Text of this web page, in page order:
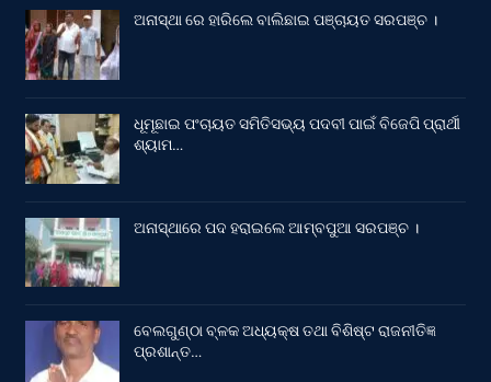
ଅନାସ୍ଥା ରେ ହାରିଲେ ବାଲିଛାଇ ପଞ୍ଚାୟତ ସରପଞ୍ଚ ।
ଧୂମୂଛାଇ ପଂଚାୟତ ସମିତିସଭ୍ୟ ପଦବୀ ପାଇଁ ବିଜେପି ପ୍ରାର୍ଥୀ
ଶ୍ୟାମ…
ଅନାସ୍ଥାରେ ପଦ ହରାଇଲେ ଆମ୍ବପୁଆ ସରପଞ୍ଚ ।
ବେଲଗୁଣ୍ଠା ବ୍ଳକ ଅଧ୍ୟକ୍ଷ ତଥା ବିଶିଷ୍ଟ ରାଜନୀତିଜ୍ଞ
ପ୍ରଶାନ୍ତ…